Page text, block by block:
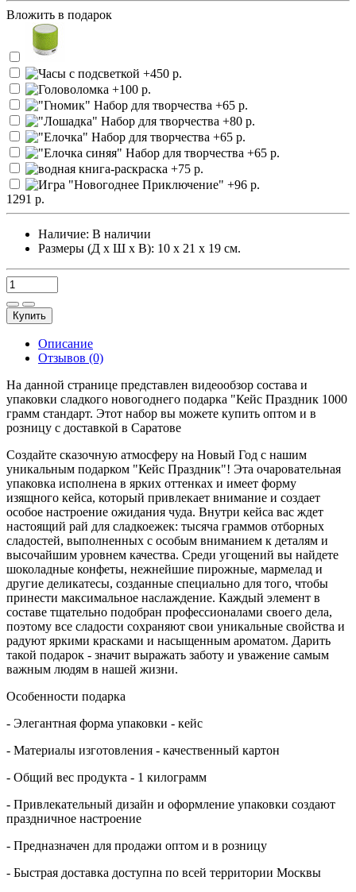
Вложить в подарок
1291 р.
Наличие: В наличии
Размеры (Д х Ш х В): 10 х 21 х 19 см.
Купить
Описание
Отзывов (0)
На данной странице представлен видеообзор состава и
упаковки сладкого новогоднего подарка "Кейс Праздник 1000
грамм стандарт. Этот набор вы можете купить оптом и в
розницу с доставкой в Саратове
Создайте сказочную атмосферу на Новый Год с нашим
уникальным подарком "Кейс Праздник"! Эта очаровательная
упаковка исполнена в ярких оттенках и имеет форму
изящного кейса, который привлекает внимание и создает
особое настроение ожидания чуда. Внутри кейса вас ждет
настоящий рай для сладкоежек: тысяча граммов отборных
сладостей, выполненных с особым вниманием к деталям и
высочайшим уровнем качества. Среди угощений вы найдете
шоколадные конфеты, нежнейшие пирожные, мармелад и
другие деликатесы, созданные специально для того, чтобы
принести максимальное наслаждение. Каждый элемент в
составе тщательно подобран профессионалами своего дела,
поэтому все сладости сохраняют свои уникальные свойства и
радуют яркими красками и насыщенным ароматом. Дарить
такой подарок - значит выражать заботу и уважение самым
важным людям в нашей жизни.
Особенности подарка
- Элегантная форма упаковки - кейс
- Материалы изготовления - качественный картон
- Общий вес продукта - 1 килограмм
- Привлекательный дизайн и оформление упаковки создают
праздничное настроение
- Предназначен для продажи оптом и в розницу
- Быстрая доставка доступна по всей территории Москвы